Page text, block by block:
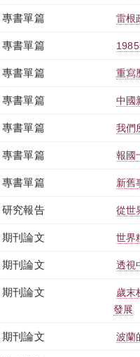
專書單篇 雷根
專書單篇
專書單篇 重寫
專書單篇 中國
專書單篇 我們
專書單篇 報國
專書單篇 新舊
研究報告 從世
期刊論文 世界
期刊論文 透視
期刊論文
歲末
發展
期刊論文 波蘭